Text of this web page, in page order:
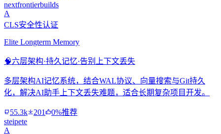
nextfrontierbuilds
A
CLS安全性认证
Elite Longterm Memory
🧠六层架构·持久记忆·告别上下文丢失
多层架构AI记忆系统，结合WAL协议、向量搜索与Git持久
化，解决AI助手上下文丢失难题，适合长期复杂项目开发。
55.3k 201
0%推荐
steipete
A